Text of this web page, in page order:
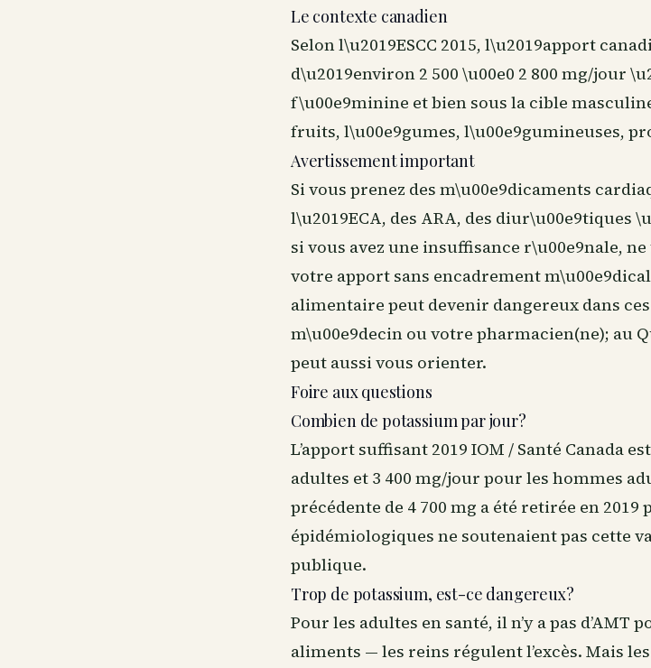
Le contexte canadien
Selon l\u2019ESCC 2015, l\u2019apport
d\u2019environ 2 500 \u00e0 2 800 mg/jour
f\u00e9minine et bien sous la cible
fruits, l\u00e9gumes, l\u00e9gumineuses,
Avertissement important
Si vous prenez des m\u00e9dicaments
l\u2019ECA, des ARA, des diur\u00e9tiques
si vous avez une insuffisance r\u00e9nale,
votre apport sans encadrement
alimentaire peut devenir dangereux dans
m\u00e9decin ou votre pharmacien(ne); au
peut aussi vous orienter.
Foire aux questions
Combien de potassium par jour?
L’apport suffisant 2019 IOM / Santé Canada
adultes et 3 400 mg/jour pour les hommes
précédente de 4 700 mg a été retirée en 2019
épidémiologiques ne soutenaient pas cette
publique.
Trop de potassium, est-ce dangereux?
Pour les adultes en santé, il n’y a pas d’AMT
aliments — les reins régulent l’excès. Mais